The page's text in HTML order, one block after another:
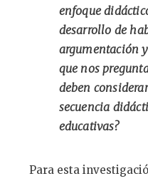
enfoque
desarrollo de
argumentación
que nos
deben
secuencia
educativas?
Para esta